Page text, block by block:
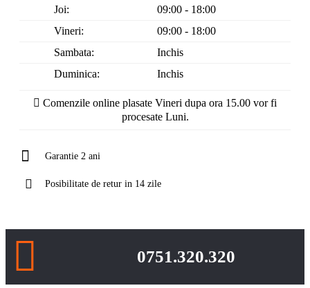
Joi:
09:00 - 18:00
Vineri:
09:00 - 18:00
Sambata:
Inchis
Duminica:
Inchis
Comenzile online plasate Vineri dupa ora 15.00 vor fi
procesate Luni.
Garantie 2 ani
Posibilitate de retur in 14 zile
0751.320.320